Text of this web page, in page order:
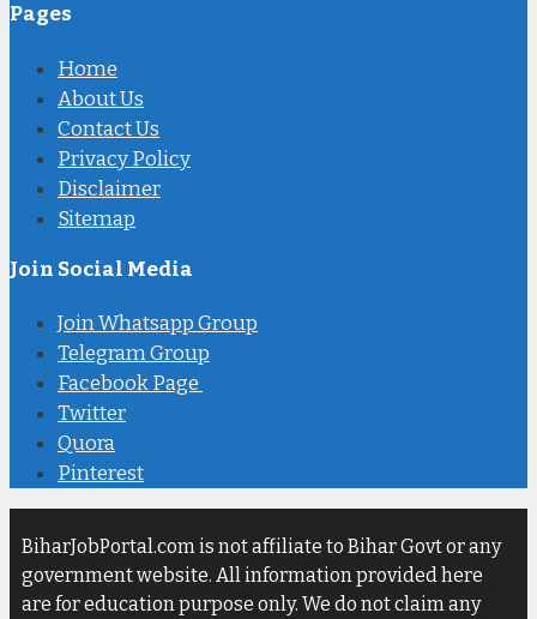
Pages
Home
About Us
Contact Us
Privacy Policy
Disclaimer
Sitemap
Join Social Media
Join Whatsapp Group
Telegram Group
Facebook Page
Twitter
Quora
Pinterest
BiharJobPortal.com is not affiliate to Bihar Govt or any
government website. All information provided here
are for education purpose only. We do not claim any